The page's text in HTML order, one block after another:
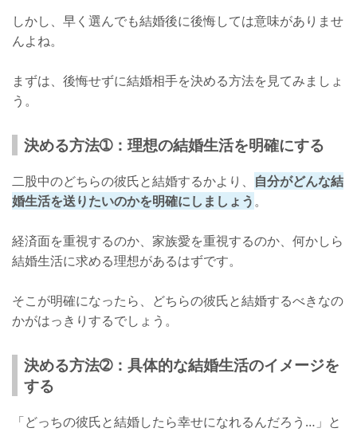
しかし、早く選んでも結婚後に後悔しては意味がありませ
んよね。
まずは、後悔せずに結婚相手を決める方法を見てみましょ
う。
決める方法➀：理想の結婚生活を明確にする
二股中のどちらの彼氏と結婚するかより、 自分がどんな結
婚生活を送りたいのかを明確にしましょう。
経済面を重視するのか、家族愛を重視するのか、何かしら
結婚生活に求める理想があるはずです。
そこが明確になったら、どちらの彼氏と結婚するべきなの
かがはっきりするでしょう。
決める方法➁：具体的な結婚生活のイメージを
する
「どっちの彼氏と結婚したら幸せになれるんだろう…」と